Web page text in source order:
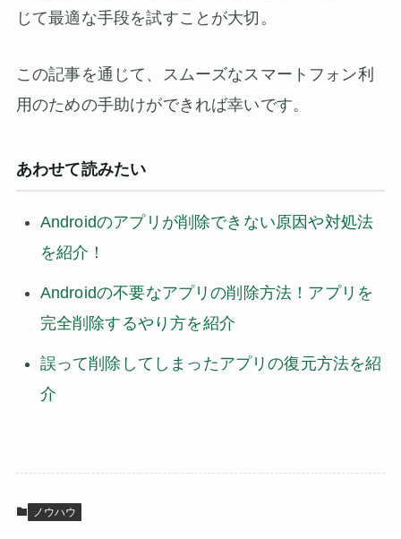
じて最適な手段を試すことが大切。
この記事を通じて、スムーズなスマートフォン利
用のための手助けができれば幸いです。
あわせて読みたい
Androidのアプリが削除できない原因や対処法
を紹介！
Androidの不要なアプリの削除方法！アプリを
完全削除するやり方を紹介
誤って削除してしまったアプリの復元方法を紹
介
ノウハウ